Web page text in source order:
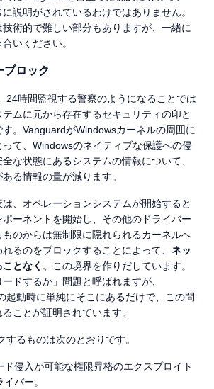
説明がされているわけではありません。
術的で難しい部分もありますが、一緒に
いください。
ブロック
24時間監視する警察のようになることでは
ムに元から存在するセキュリティの印と
す。VanguardがWindowsカーネルの周囲に
て、Windowsのネイティブな保護への侵
な状態にあるシステムの情報について、
る情報の量が減ります。
、オペレーションシステムが開始すると
ーネントを開始し、その他のドライバー
のからは無制限に隠れられるカーネルへ
るのをブロックすることによって、 ネッ
となく、
この境界を作りだしています。
ドするか」問題と呼ばれますが、
起動時に単純にそこにあるだけで、この問
ことが証明されています。
するものは次のとおりです。
ド侵入が可能な権限昇格のエクスプロイト
イバー。